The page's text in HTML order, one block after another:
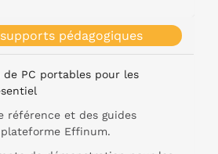
pédagogiques
PC portables pour les
référence et des guides
Effinum.